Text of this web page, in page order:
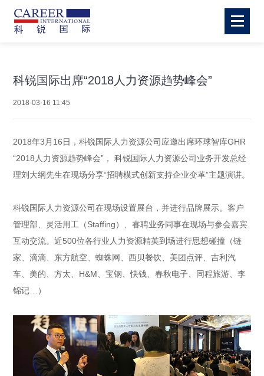
科锐国际出席“2018人力资源趋势峰会”
2018-03-16 11:45
2018年3月16日，科锐国际人力资源公司应邀出席环球智库GHR
“2018人力资源趋势峰会”， 科锐国际人力资源公司 业务开发总经
理刘大纲先生在现场分享“招聘模式创新支持企业变革”主题演讲。
科锐国际人力资源公司在现场设置展台，并进行品牌展示。客户
管理部、灵活用工（Staffing）、睿聘业务同事在现场与参会嘉宾
互动交流。近500位各行业人力资源精英到场进行思想碰撞（链
家、滴滴、东方航空、蜘蛛网、西贝餐饮、美团点评、吉利汽
车、美的、方太、H&M、宝钢、快钱、春秋电子、同程旅游、李
锦记…）